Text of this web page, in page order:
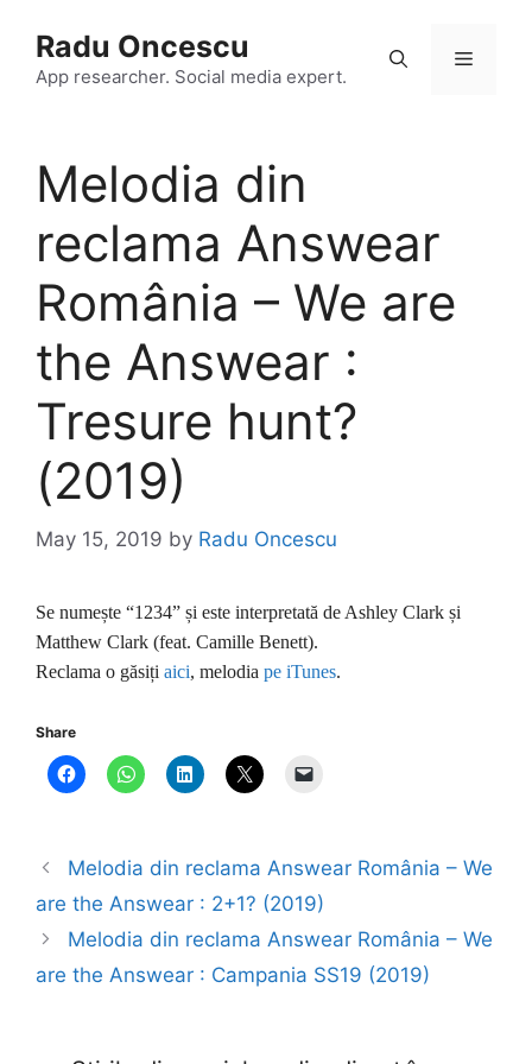
content
Radu Oncescu
App researcher. Social media expert.
Menu
Melodia din
reclama Answear
România – We are
the Answear :
Tresure hunt?
(2019)
May 15, 2019 by Radu Oncescu
Se numește “1234” și este interpretată de Ashley Clark și
Matthew Clark (feat. Camille Benett).
Reclama o găsiți aici, melodia pe iTunes.
Share
Melodia din reclama Answear România – We
are the Answear : 2+1? (2019)
Melodia din reclama Answear România – We
are the Answear : Campania SS19 (2019)